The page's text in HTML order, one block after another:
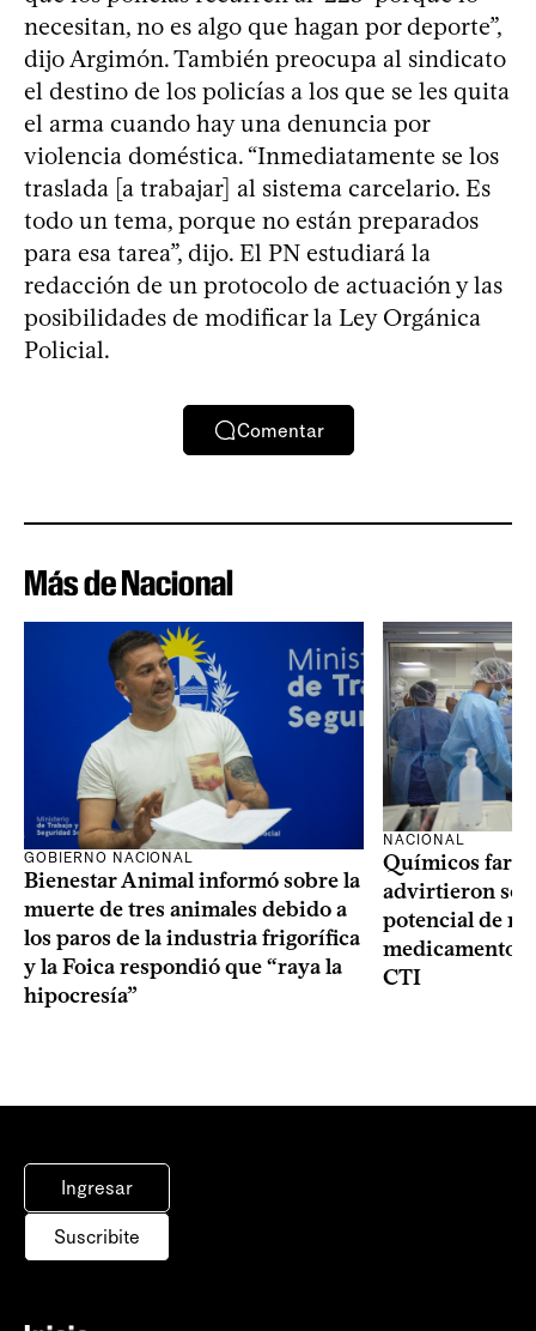
necesitan, no es algo que hagan por deporte”,
dijo Argimón. También preocupa al sindicato
el destino de los policías a los que se les quita
el arma cuando hay una denuncia por
violencia doméstica. “Inmediatamente se los
traslada [a trabajar] al sistema carcelario. Es
todo un tema, porque no están preparados
para esa tarea”, dijo. El PN estudiará la
redacción de un protocolo de actuación y las
posibilidades de modificar la Ley Orgánica
Policial.
Comentar
Más de Nacional
GOBIERNO NACIONAL
Bienestar Animal informó sobre la
muerte de tres animales debido a
los paros de la industria frigorífica
y la Foica respondió que “raya la
hipocresía”
NACIONAL
Químicos
advirtieron
potencial de
medicamentos
CTI
Ingresar
Suscribite